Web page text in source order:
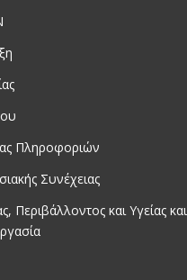
Πληροφοριών
Συνέχειας
Περιβάλλοντος και Υγείας και